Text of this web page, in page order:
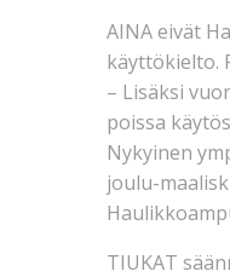
AINA eivät
käyttökielto.
– Lisäksi
poissa
Nykyinen
joulu-
TIUKAT